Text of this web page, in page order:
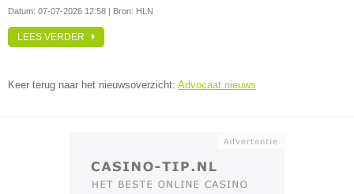
Datum: 07-07-2026 12:58 | Bron: HLN
LEES VERDER
Keer terug naar het nieuwsoverzicht: Advocaat nieuws